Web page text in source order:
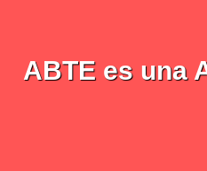
ABTE es una